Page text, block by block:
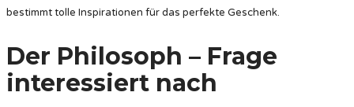
bestimmt tolle Inspirationen für das perfekte Geschenk.
Der Philosoph – Frage
interessiert nach